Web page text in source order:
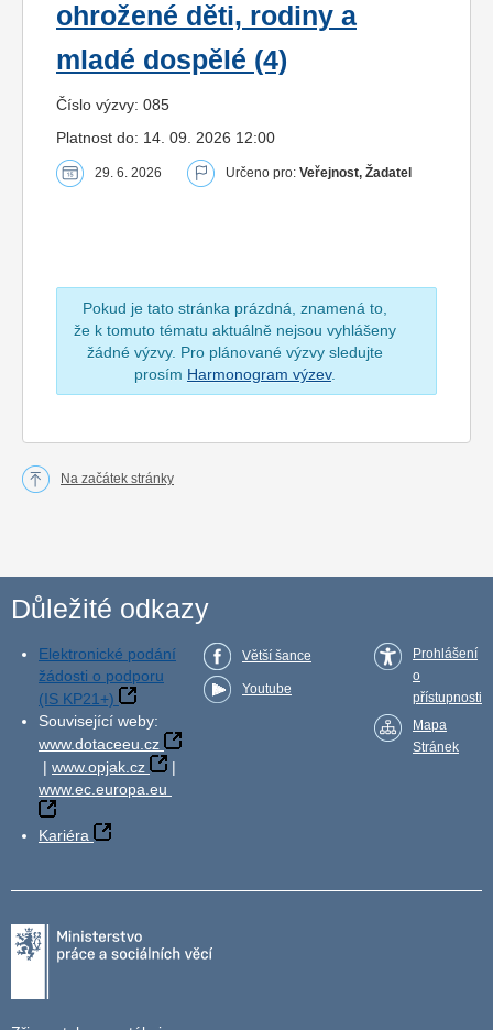
ohrožené děti, rodiny a
mladé dospělé (4)
Číslo výzvy: 085
Platnost do: 14. 09. 2026 12:00
29. 6. 2026 Určeno pro: Veřejnost, Žadatel
Pokud je tato stránka prázdná, znamená to,
že k tomuto tématu aktuálně nejsou vyhlášeny
žádné výzvy. Pro plánované výzvy sledujte
prosím Harmonogram výzev.
Na začátek stránky
Důležité odkazy
Elektronické podání
žádosti o podporu
(IS KP21+)
Související weby:
www.dotaceeu.cz
| www.opjak.cz
|
www.ec.europa.eu
Kariéra
Větší šance
Youtube
Prohlášení
o
přístupnosti
Mapa
Stránek